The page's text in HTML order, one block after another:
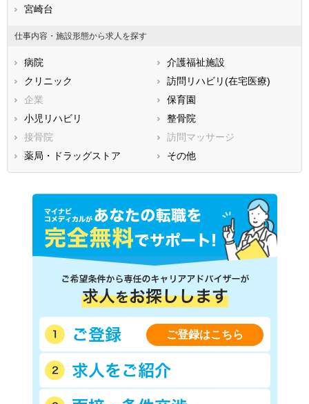
滋賀県
広島県
徳島県
香川県
高知県
福岡県
熊本県
鹿児島県
宮崎台
仕事内容・施設形態から求人を探す
病院
介護福祉施設
クリニック
訪問リハビリ(在宅医療)
企業
保育園
小児リハビリ
整骨院
接骨院
訪問マッサージ
薬局・ドラッグストア
その他
ご登録はこちら